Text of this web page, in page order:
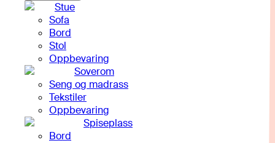
Stue
Sofa
Bord
Stol
Oppbevaring
Soverom
Seng og madrass
Tekstiler
Oppbevaring
Spiseplass
Bord